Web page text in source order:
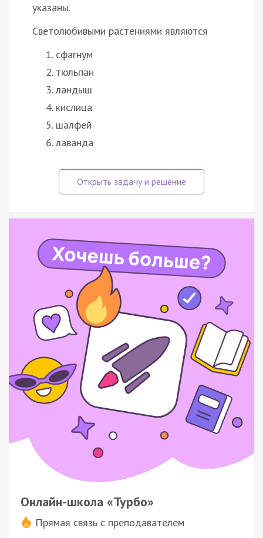
указаны.
Светолюбивыми растениями являются
сфагнум
тюльпан
ландыш
кислица
шалфей
лаванда
Онлайн-школа «Турбо»
Прямая связь с преподавателем